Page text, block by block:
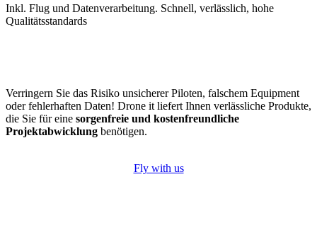
Inkl. Flug und Datenverarbeitung. Schnell, verlässlich, hohe
Qualitätsstandards
Verringern Sie das Risiko unsicherer Piloten, falschem Equipment
oder fehlerhaften Daten! Drone it liefert Ihnen verlässliche Produkte,
die Sie für eine sorgenfreie und kostenfreundliche
Projektabwicklung benötigen.
Fly with us